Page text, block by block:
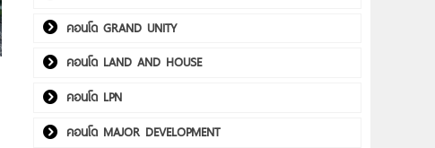
คอนโด GRAND UNITY
คอนโด LAND AND HOUSE
คอนโด LPN
คอนโด MAJOR DEVELOPMENT